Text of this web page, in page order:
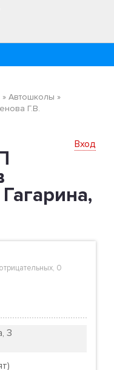
» Автошколы »
Г.В.
Вход
, 0
3